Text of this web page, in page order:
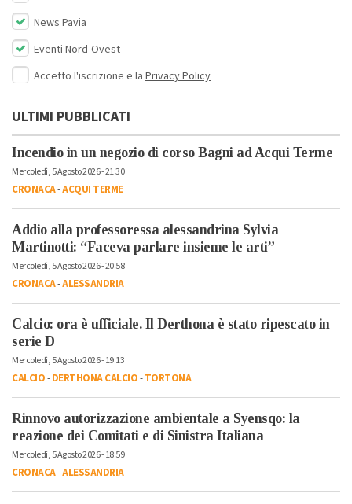
News Pavia
Eventi Nord-Ovest
Accetto l'iscrizione e la Privacy Policy
ULTIMI PUBBLICATI
Incendio in un negozio di corso Bagni ad Acqui Terme
Mercoledì, 5 Agosto 2026 - 21:30
CRONACA-ACQUI TERME
Addio alla professoressa alessandrina Sylvia
Martinotti: “Faceva parlare insieme le arti”
Mercoledì, 5 Agosto 2026 - 20:58
CRONACA-ALESSANDRIA
Calcio: ora è ufficiale. Il Derthona è stato ripescato in
serie D
Mercoledì, 5 Agosto 2026 - 19:13
CALCIO-DERTHONA CALCIO-TORTONA
Rinnovo autorizzazione ambientale a Syensqo: la
reazione dei Comitati e di Sinistra Italiana
Mercoledì, 5 Agosto 2026 - 18:59
CRONACA-ALESSANDRIA